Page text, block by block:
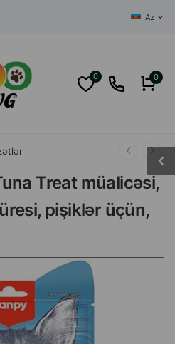
Az
0 0
Treat müalicəsi,
pişiklər üçün,